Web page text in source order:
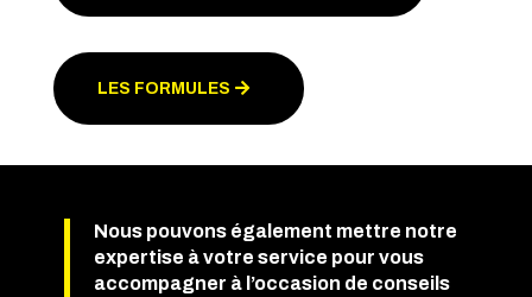
LES FORMULES
Nous pouvons également mettre notre
expertise à votre service pour vous
accompagner à l’occasion de conseils